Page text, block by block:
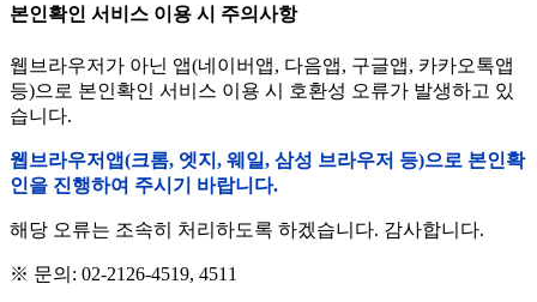
본인확인 서비스 이용 시 주의사항
웹브라우저가 아닌 앱(네이버앱, 다음앱, 구글앱, 카카오톡앱
등)으로 본인확인 서비스 이용 시 호환성 오류가 발생하고 있
습니다.
웹브라우저앱(크롬, 엣지, 웨일, 삼성 브라우저 등)으로 본인확
인을 진행하여 주시기 바랍니다.
해당 오류는 조속히 처리하도록 하겠습니다. 감사합니다.
※ 문의: 02-2126-4519, 4511